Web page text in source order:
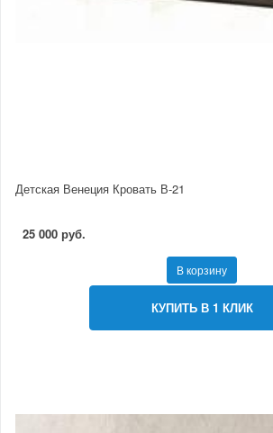
Детская Венеция Кровать В-21
25 000 руб.
В корзину
КУПИТЬ В 1 КЛИК